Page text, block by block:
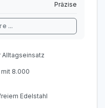
Präzise
...
8.000
Edelstahl